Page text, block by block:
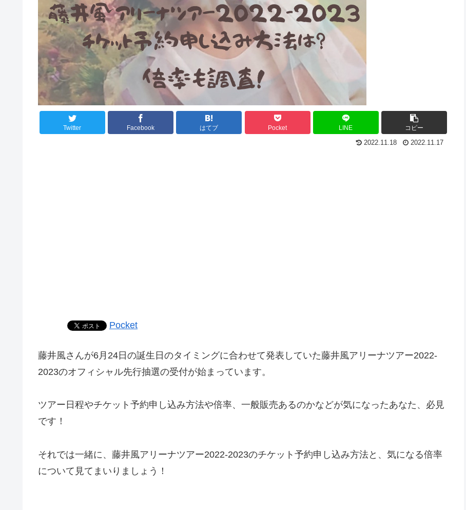
Twitter Facebook はてブ Pocket LINE コピー
2022.11.18 2022.11.17
Pocket
藤井風さんが6月24日の誕生日のタイミングに合わせて発表していた藤井風アリーナツアー2022-
2023のオフィシャル先行抽選の受付が始まっています。
ツアー日程やチケット予約申し込み方法や倍率、一般販売あるのかなどが気になったあなた、必見
です！
それでは一緒に、藤井風アリーナツアー2022-2023のチケット予約申し込み方法と、気になる倍率
について見てまいりましょう！